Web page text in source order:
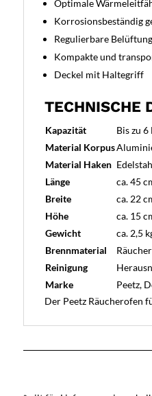
Optimale
Korrosionsbeständig
Regulierbare
Kompakte und
Deckel mit Haltegriff
TECHNISCHE
Kapazität
Bis zu 6
Material Korpus
Material Haken
Länge
ca. 45
Breite
ca. 22
Höhe
ca. 15
Gewicht
ca. 2,5
Brennmaterial
Reinigung
Marke
Peetz,
Der Peetz Räucherofen